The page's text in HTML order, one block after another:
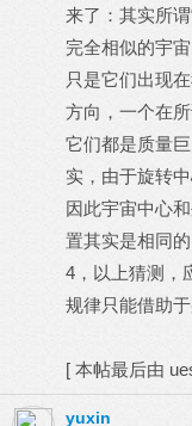
来了：其实所
完全相似的宇
只是它们出现
方向，一个在
它们都是质量
实，由于旋转
因此宇宙中心
置其实是相同的
4，以上猜测，
规律只能借助
[ 本帖最后由
yuxin